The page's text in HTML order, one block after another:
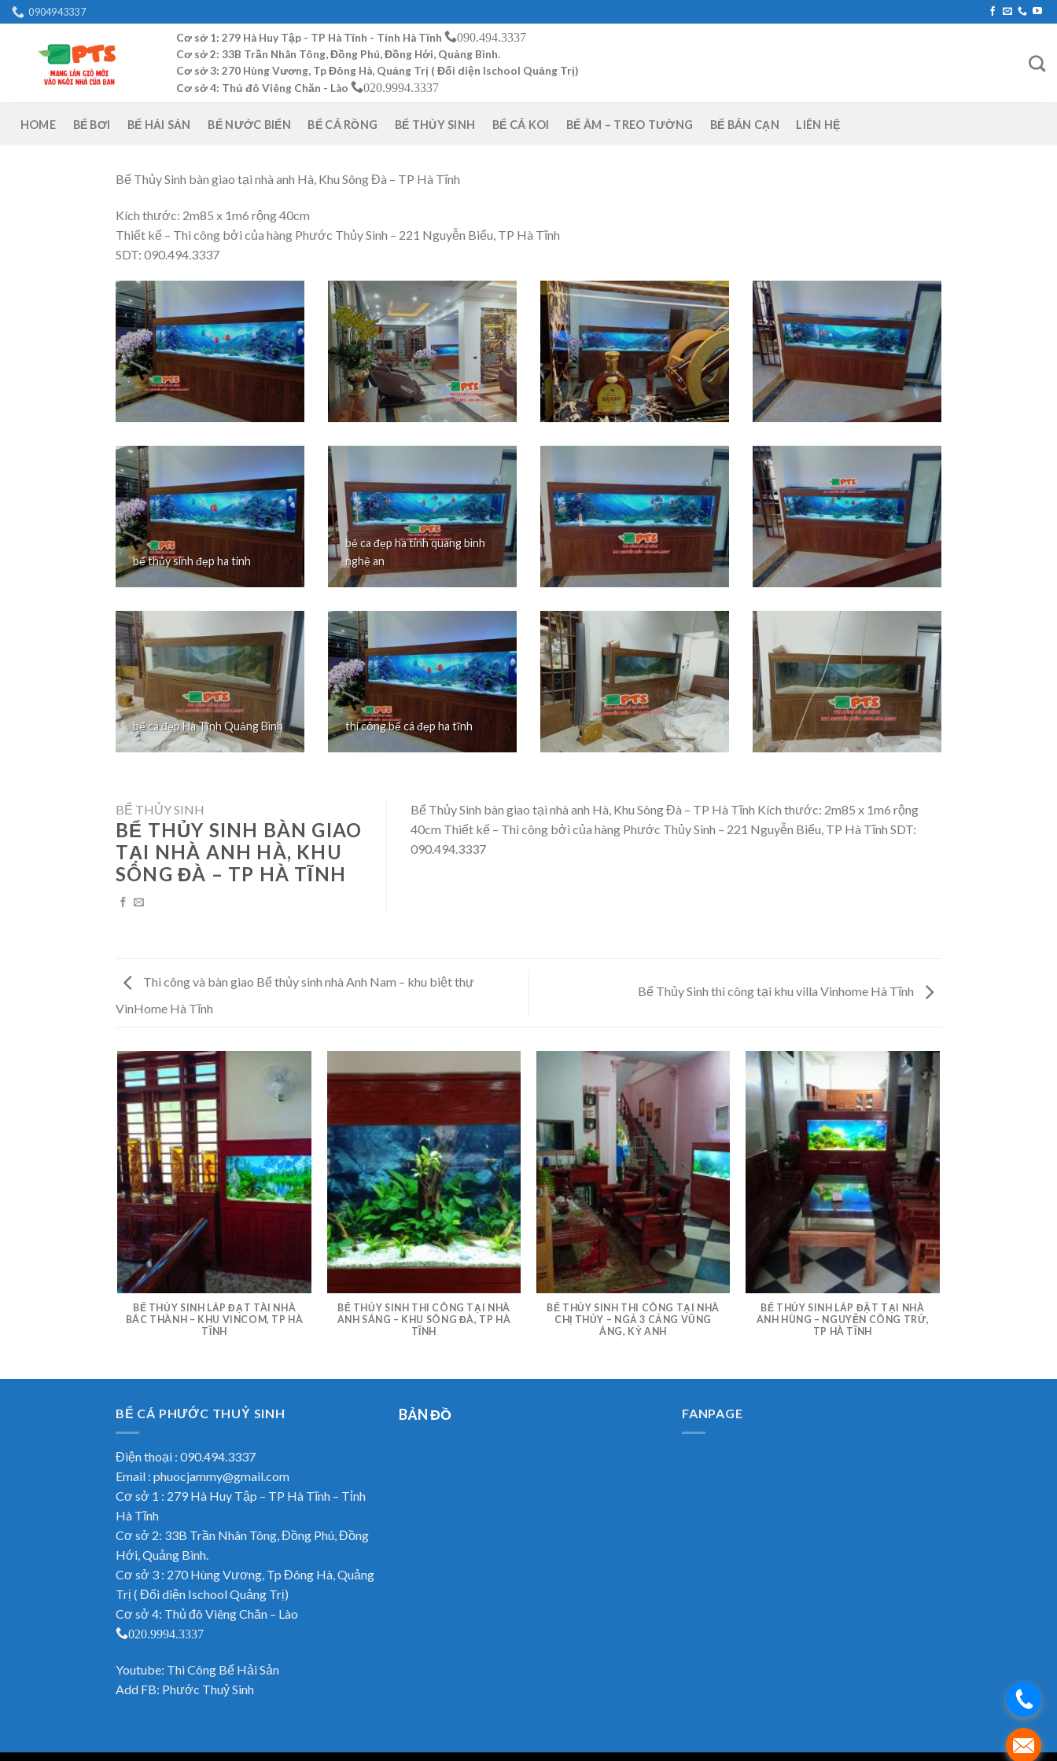
Skip
to
content
0904943337
Cơ sở 1: 279 Hà Huy Tập - TP Hà Tĩnh - Tỉnh Hà Tĩnh
090.494.3337
Cơ sở 2: 33B Trần Nhân Tông, Đồng Phú, Đồng Hới, Quảng Bình.
Cơ sở 3: 270 Hùng Vương, Tp Đông Hà, Quảng Trị ( Đối diện Ischool Quảng Trị)
Cơ sở 4: Thủ đô Viêng Chăn - Lào
020.9994.3337
HOME BỂ BƠI BỂ HẢI SẢN BỂ NƯỚC BIỂN BỂ CÁ RỒNG BỂ THỦY SINH BỂ CÁ KOI BỂ ÂM – TREO TƯỜNG BỂ BÁN CẠN LIÊN HỆ
Bể Thủy Sinh bàn giao tại nhà anh Hà, Khu Sông Đà – TP Hà Tĩnh
Kích thước: 2m85 x 1m6 rộng 40cm
Thiết kế – Thi công bởi của hàng Phước Thủy Sinh – 221 Nguyễn Biểu, TP Hà Tĩnh
SDT: 090.494.3337
bể thủy sinh đẹp ha tinh
bẻ ca đẹp ha tính quang bình
nghệ an
bể cá đẹp Hà Tĩnh Quảng Bình thi công bể cá đẹp ha tĩnh
BỂ THỦY SINH
BỂ THỦY SINH BÀN GIAO
TẠI NHÀ ANH HÀ, KHU
SÔNG ĐÀ – TP HÀ TĨNH
Bể Thủy Sinh bàn giao tại nhà anh Hà, Khu Sông Đà – TP Hà Tĩnh Kích thước: 2m85 x 1m6 rộng
40cm Thiết kế – Thi công bởi của hàng Phước Thủy Sinh – 221 Nguyễn Biểu, TP Hà Tĩnh SDT:
090.494.3337
Thi công và bàn giao Bể thủy sinh nhà Anh Nam – khu biệt thự
VinHome Hà Tĩnh
Bể Thủy Sinh thi công tại khu villa Vinhome Hà Tĩnh
BỂ THỦY SINH LẮP ĐẠT TÀI NHÀ
BÁC THÀNH – KHU VINCOM, TP HÀ
TĨNH
BỂ THỦY SINH THI CÔNG TẠI NHÀ
ANH SÁNG – KHU SÔNG ĐÀ, TP HÀ
TĨNH
BỂ THỦY SINH THI CÔNG TẠI NHÀ
CHỊ THỦY – NGẢ 3 CẢNG VŨNG
ÁNG, KỲ ANH
BỂ THỦY SINH LẮP ĐẶT TẠI NHÀ
ANH HÙNG – NGUYỄN CÔNG TRỨ,
TP HÀ TĨNH
BỂ CÁ PHƯỚC THUỶ SINH
Điện thoại : 090.494.3337
Email : phuocjammy@gmail.com
Cơ sở 1 : 279 Hà Huy Tập – TP Hà Tĩnh – Tỉnh
Hà Tĩnh
Cơ sở 2: 33B Trần Nhân Tông, Đồng Phú, Đồng
Hới, Quảng Bình.
Cơ sở 3 : 270 Hùng Vương, Tp Đông Hà, Quảng
Trị ( Đối diện Ischool Quảng Trị)
Cơ sở 4: Thủ đô Viêng Chăn – Lào
020.9994.3337
Youtube: Thi Công Bể Hải Sản
Add FB: Phước Thuỷ Sinh
BẢN ĐỒ FANPAGE